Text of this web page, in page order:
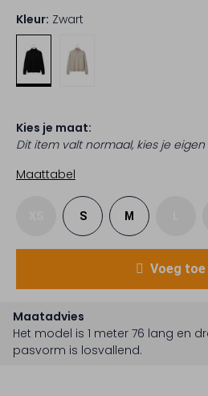
Kleur: Zwart
Kies je maat:
Dit item valt normaal, kies je
Maattabel
S M
Voeg toe
Maatadvies
Het model is 1 meter 76 lang en
pasvorm is losvallend.